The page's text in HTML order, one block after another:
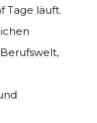
Tage läuft.